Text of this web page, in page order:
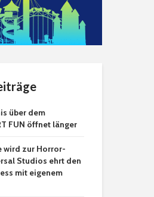
über dem
FUN öffnet länger
wird zur Horror-
Studios ehrt den
mit eigenem